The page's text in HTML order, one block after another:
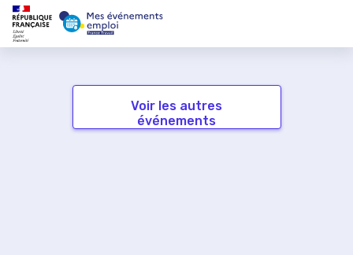
Voir les autres
événements